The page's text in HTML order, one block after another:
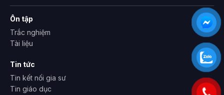
Ôn tập
Trắc nghiệm
Tài liệu
Tin tức
Tin kết nối gia sư
Tin giáo dục